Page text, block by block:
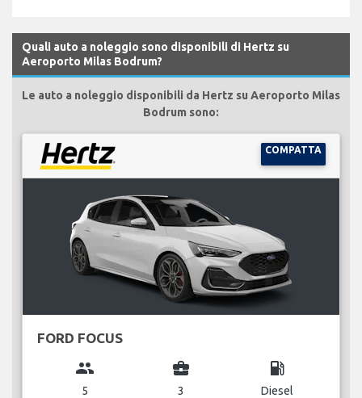
Quali auto a noleggio sono disponibili di Hertz su
Aeroporto Milas Bodrum?
Le auto a noleggio disponibili da Hertz su Aeroporto Milas
Bodrum sono:
COMPATTA
FORD FOCUS
group
5
business_center
3
local_gas_station
Diesel